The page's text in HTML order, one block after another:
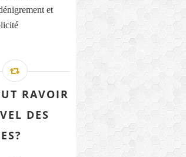
et
RAVOIR
DES